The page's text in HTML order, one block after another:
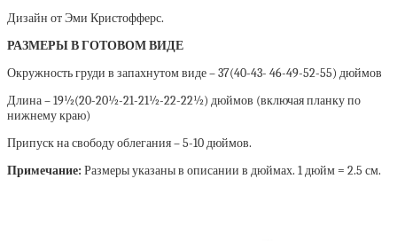
Дизайн от Эми Кристофферс.
РАЗМЕРЫ В ГОТОВОМ ВИДЕ
Окружность груди в запахнутом виде – 37(40-43- 46-49-52-55) дюймов
Длина – 19½(20-20½-21-21½-22-22½) дюймов (включая планку по
нижнему краю)
Припуск на свободу облегания – 5-10 дюймов.
Примечание: Размеры указаны в описании в дюймах. 1 дюйм = 2.5 см.